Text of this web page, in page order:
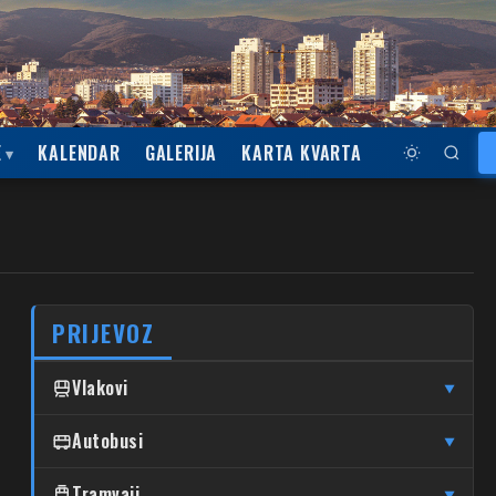
KALENDAR GALERIJA KARTA KVARTA
PRIJEVOZ
Vlakovi ▼
Čulinec Čulinec
Trnava Trnava
Autobusi ▼
DUBRAVA